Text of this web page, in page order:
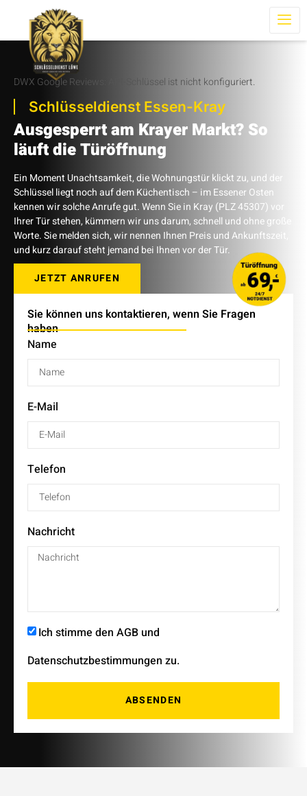
DWX Google Reviews: API-Schlüssel ist nicht konfiguriert.
Schlüsseldienst Essen-Kray
Ausgesperrt am Krayer Markt? So
läuft die Türöffnung
Ein Moment Unachtsamkeit, die Wohnungstür klickt zu, und der
Schlüssel liegt noch auf dem Küchentisch – im Essener Osten
kennen wir solche Anrufe gut. Wenn Sie in Kray (PLZ 45307) vor
Ihrer Tür stehen, kümmern wir uns darum, schnell und ohne große
Worte. Sie melden sich, wir nennen Ihnen Preis und Ankunftszeit,
und kurz darauf steht jemand bei Ihnen vor der Tür.
JETZT ANRUFEN
Sie können uns kontaktieren, wenn Sie Fragen
haben
Name
E-Mail
Telefon
Nachricht
Ich stimme den AGB und
Datenschutzbestimmungen zu.
ABSENDEN